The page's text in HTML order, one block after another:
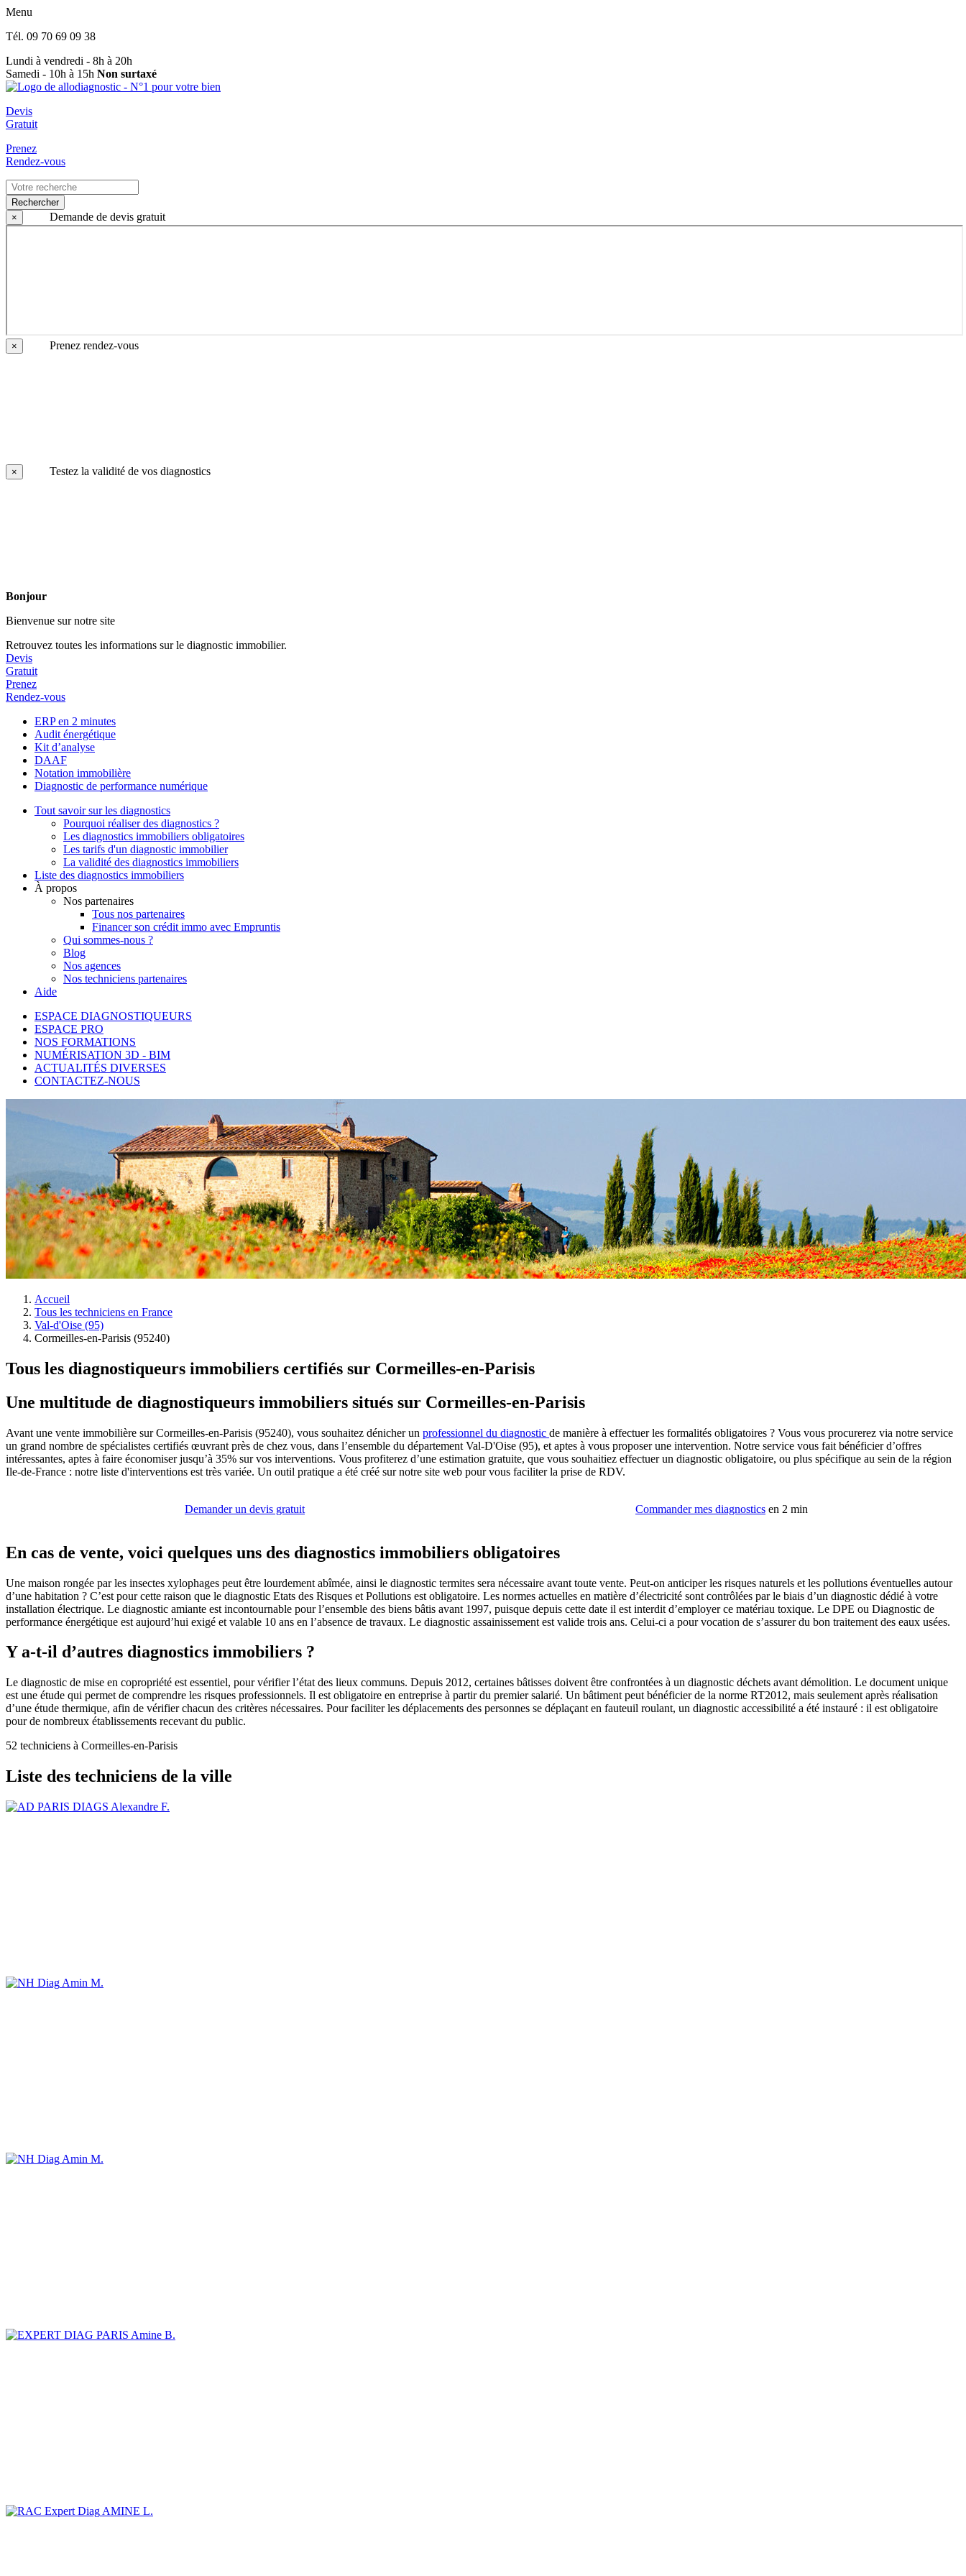
Menu
Tél. 09 70 69 09 38
Lundi à vendredi - 8h à 20h
Samedi - 10h à 15h Non surtaxé
Devis
Gratuit
Prenez
Rendez-vous
Rechercher
×
Demande de devis gratuit
× Prenez rendez-vous
× Testez la validité de vos diagnostics
Bonjour
Bienvenue sur notre site
Retrouvez toutes les informations sur le diagnostic immobilier.
Devis
Gratuit
Prenez
Rendez-vous
ERP en 2 minutes
Audit énergétique
Kit d’analyse
DAAF
Notation immobilière
Diagnostic de performance numérique
Tout savoir sur les diagnostics
Pourquoi réaliser des diagnostics ?
Les diagnostics immobiliers obligatoires
Les tarifs d'un diagnostic immobilier
La validité des diagnostics immobiliers
Liste des diagnostics immobiliers
À propos
Nos partenaires
Tous nos partenaires
Financer son crédit immo avec Empruntis
Qui sommes-nous ?
Blog
Nos agences
Nos techniciens partenaires
Aide
ESPACE DIAGNOSTIQUEURS
ESPACE PRO
NOS FORMATIONS
NUMÉRISATION 3D - BIM
ACTUALITÉS DIVERSES
CONTACTEZ-NOUS
Accueil
Tous les techniciens en France
Val-d'Oise (95)
Cormeilles-en-Parisis (95240)
Tous les diagnostiqueurs immobiliers certifiés sur Cormeilles-en-Parisis
Une multitude de diagnostiqueurs immobiliers situés sur Cormeilles-en-Parisis
Avant une vente immobilière sur Cormeilles-en-Parisis (95240), vous souhaitez dénicher un professionnel du diagnostic de manière à effectuer les formalités obligatoires ? Vous vous procurerez via notre service
un grand nombre de spécialistes certifiés œuvrant près de chez vous, dans l’ensemble du département Val-D'Oise (95), et aptes à vous proposer une intervention. Notre service vous fait bénéficier d’offres
intéressantes, aptes à faire économiser jusqu’à 35% sur vos interventions. Vous profiterez d’une estimation gratuite, que vous souhaitiez effectuer un diagnostic obligatoire, ou plus spécifique au sein de la région
Ile-de-France : notre liste d'interventions est très variée. Un outil pratique a été créé sur notre site web pour vous faciliter la prise de RDV.
Demander un devis gratuit Commander mes diagnostics en 2 min
En cas de vente, voici quelques uns des diagnostics immobiliers obligatoires
Une maison rongée par les insectes xylophages peut être lourdement abîmée, ainsi le diagnostic termites sera nécessaire avant toute vente. Peut-on anticiper les risques naturels et les pollutions éventuelles autour
d’une habitation ? C’est pour cette raison que le diagnostic Etats des Risques et Pollutions est obligatoire. Les normes actuelles en matière d’électricité sont contrôlées par le biais d’un diagnostic dédié à votre
installation électrique. Le diagnostic amiante est incontournable pour l’ensemble des biens bâtis avant 1997, puisque depuis cette date il est interdit d’employer ce matériau toxique. Le DPE ou Diagnostic de
performance énergétique est aujourd’hui exigé et valable 10 ans en l’absence de travaux. Le diagnostic assainissement est valide trois ans. Celui-ci a pour vocation de s’assurer du bon traitement des eaux usées.
Y a-t-il d’autres diagnostics immobiliers ?
Le diagnostic de mise en copropriété est essentiel, pour vérifier l’état des lieux communs. Depuis 2012, certaines bâtisses doivent être confrontées à un diagnostic déchets avant démolition. Le document unique
est une étude qui permet de comprendre les risques professionnels. Il est obligatoire en entreprise à partir du premier salarié. Un bâtiment peut bénéficier de la norme RT2012, mais seulement après réalisation
d’une étude thermique, afin de vérifier chacun des critères nécessaires. Pour faciliter les déplacements des personnes se déplaçant en fauteuil roulant, un diagnostic accessibilité a été instauré : il est obligatoire
pour de nombreux établissements recevant du public.
52 techniciens à Cormeilles-en-Parisis
Liste des techniciens de la ville
Alexandre F.
Amin M.
Amin M.
Amine B.
AMINE L.